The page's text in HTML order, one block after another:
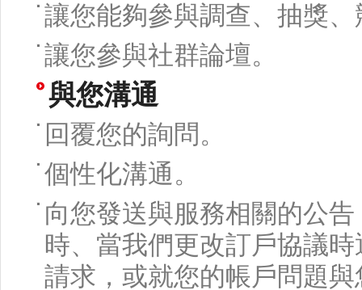
讓您能夠參與調查、抽獎
讓您參與社群論壇。
與您溝通
回覆您的詢問。
個性化溝通。
向您發送與服務相關的公
時、當我們更改訂戶協議
請求，或就您的帳戶問題